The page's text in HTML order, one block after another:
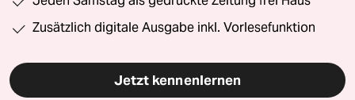
Zusätzlich digitale Ausgabe inkl. Vorlesefunktion
Jetzt kennenlernen